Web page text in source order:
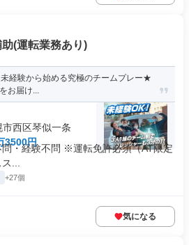
(運転業務あり)
経験から始める究極のチームプレー★
お届け...
西区琴似一条
3500円
・経験不問 ※運転免許必須（AT限定
...
+27個
気になる